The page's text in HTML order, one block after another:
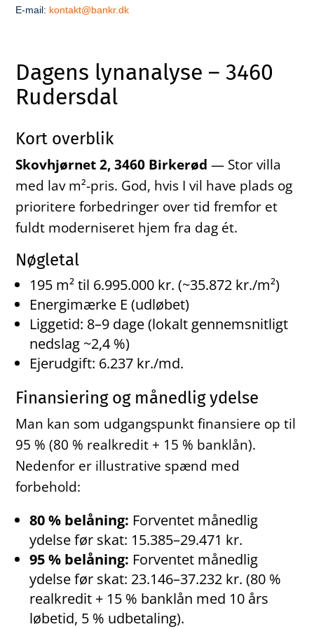
E-mail: kontakt@bankr.dk
Dagens lynanalyse – 3460
Rudersdal
Kort overblik
Skovhjørnet 2, 3460 Birkerød — Stor villa
med lav m²-pris. God, hvis I vil have plads og
prioritere forbedringer over tid fremfor et
fuldt moderniseret hjem fra dag ét.
Nøgletal
195 m² til 6.995.000 kr. (~35.872 kr./m²)
Energimærke E (udløbet)
Liggetid: 8–9 dage (lokalt gennemsnitligt
nedslag ~2,4 %)
Ejerudgift: 6.237 kr./md.
Finansiering og månedlig ydelse
Man kan som udgangspunkt finansiere op til
95 % (80 % realkredit + 15 % banklån).
Nedenfor er illustrative spænd med
forbehold:
80 % belåning: Forventet månedlig
ydelse før skat: 15.385–29.471 kr.
95 % belåning: Forventet månedlig
ydelse før skat: 23.146–37.232 kr. (80 %
realkredit + 15 % banklån med 10 års
løbetid, 5 % udbetaling).